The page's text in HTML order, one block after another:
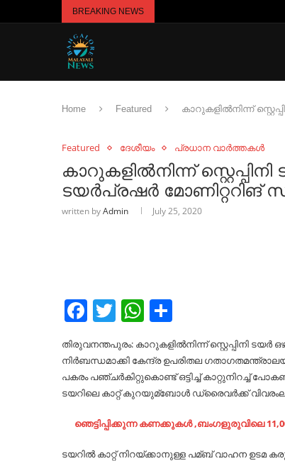
BREAKING NEWS
Home Featured കാറുകളില്‍നിന്ന്
Featured ദേശീയം പ്രധാന വാർത്തകൾ
കാറുകളില്‍നിന്ന്
ടയര്‍പ്രഷര്‍ മോണിറ്ററിങ്
written byAdmin July 25, 2020
Facebook
TwitterWhatsApp
തിരുവനന്തപുരം: കാറുകളില്‍നിന്ന് സ്റ്റെപ്പിനി
നിര്‍ബന്ധമാക്കി കേന്ദ്ര ഉപരിതല
പകരം പഞ്ചര്‍കിറ്റുകൊണ്ട് ഒട്ടിച്ച്‌ കാറ്റുനിറച്ച്‌
ടയറിലെ കാറ്റ് കുറയുമ്ബോള്‍ ഡ്രൈവര്‍ക്ക്
ഞെട്ടിപ്പിക്കുന്ന കണക്കുകൾ ,ബംഗളുരുവിലെ
ടയറില്‍ കാറ്റ് നിറയ്ക്കാനുള്ള പമ്ബ് വാഹന ഉടമ